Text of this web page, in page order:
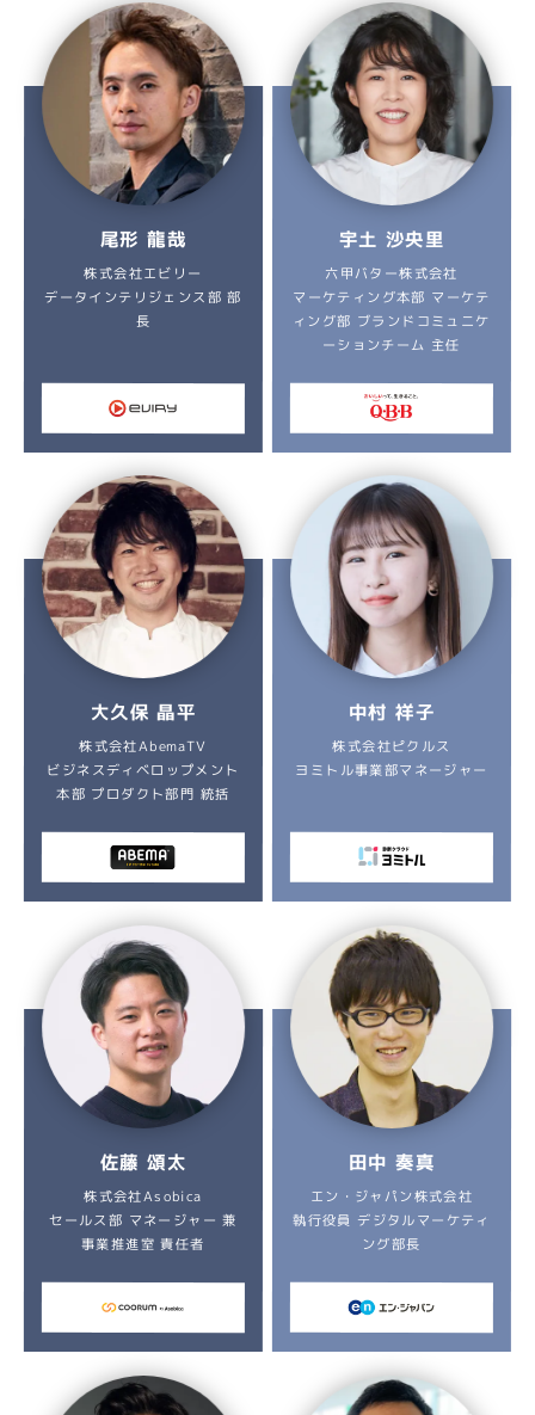
尾形 龍哉
株式会社エビリー
データインテリジェンス部 部
長
宇土 沙央里
六甲バター株式会社
マーケティング本部 マーケテ
ィング部 ブランドコミュニケ
ーションチーム 主任
大久保 晶平
株式会社AbemaTV
ビジネスディベロップメント
本部 プロダクト部門 統括
中村 祥子
株式会社ピクルス
ヨミトル事業部マネージャー
佐藤 頌太
株式会社Asobica
セールス部 マネージャー 兼
事業推進室 責任者
田中 奏真
エン・ジャパン株式会社
執行役員 デジタルマーケティ
ング部長